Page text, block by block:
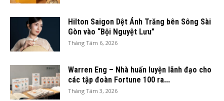
Hilton Saigon Dệt Ánh Trăng bên Sông Sài
Gòn vào “Bội Nguyệt Lưu”
Tháng Tám 6, 2026
Warren Eng – Nhà huấn luyện lãnh đạo cho
các tập đoàn Fortune 100 ra...
Tháng Tám 3, 2026